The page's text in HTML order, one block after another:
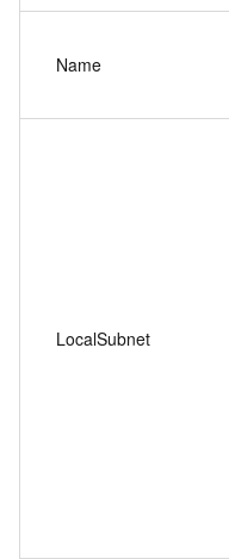
Name
LocalSubnet